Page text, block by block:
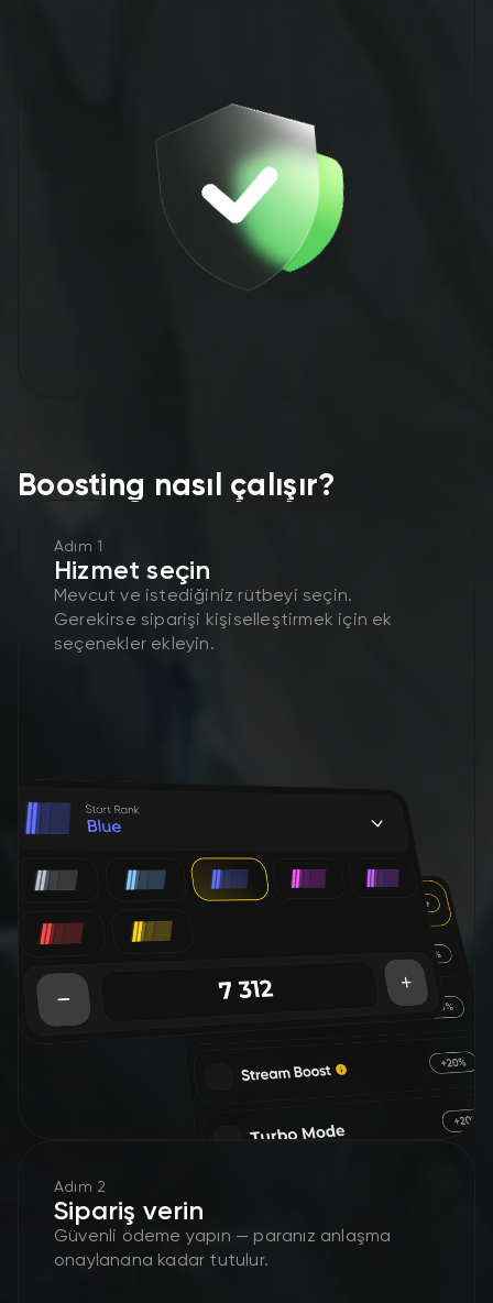
Boosting nasıl çalışır?
Adım 1
Hizmet seçin
Mevcut ve istediğiniz rütbeyi seçin.
Gerekirse siparişi kişiselleştirmek için ek
seçenekler ekleyin.
Adım 2
Sipariş verin
Güvenli ödeme yapın — paranız anlaşma
onaylanana kadar tutulur.